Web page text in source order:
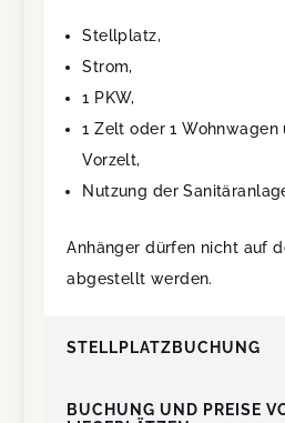
Stellplatz,
Strom,
1 PKW,
1 Zelt oder 1 Wohnwagen
Vorzelt,
Nutzung der
Anhänger dürfen nicht auf
abgestellt werden.
STELLPLATZBUCHUNG
BUCHUNG UND PREISE